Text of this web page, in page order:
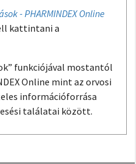
- PHARMINDEX Online
kattintani a
funkciójával mostantól
Online mint az orvosi
információforrása
találatai között.